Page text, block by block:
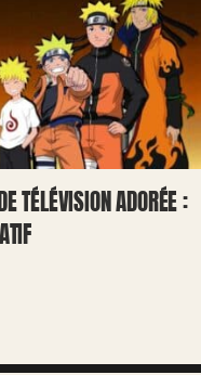
TÉLÉVISION ADORÉE :